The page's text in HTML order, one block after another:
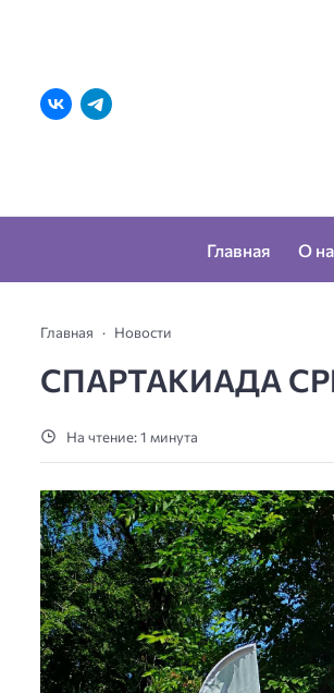
Главная О
Главная Новости
СПАРТАКИАДА
На чтение: 1 минута